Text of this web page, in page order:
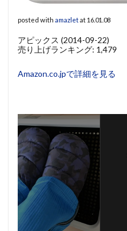
posted with amazletat 16.01.08
アピックス (2014-09-22)
売り上げランキング: 1,479
Amazon.co.jpで詳細を見る